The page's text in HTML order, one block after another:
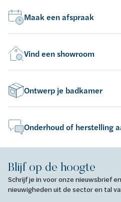
Maak een afspraak
Vind een showroom
Ontwerp je badkamer
Onderhoud of herstelling
Blijf op de hoogte
Schrijf je in voor onze nieuwsbrief
nieuwigheden uit de sector en tal